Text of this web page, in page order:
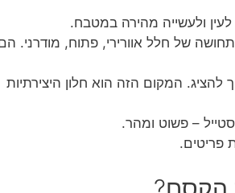
ולעשייה מהירה במטבח.
של חלל אוורירי, פתוח, מודרני.
המקום הזה הוא חלון היצירתיות
– פשוט ומהר.
פריטים.